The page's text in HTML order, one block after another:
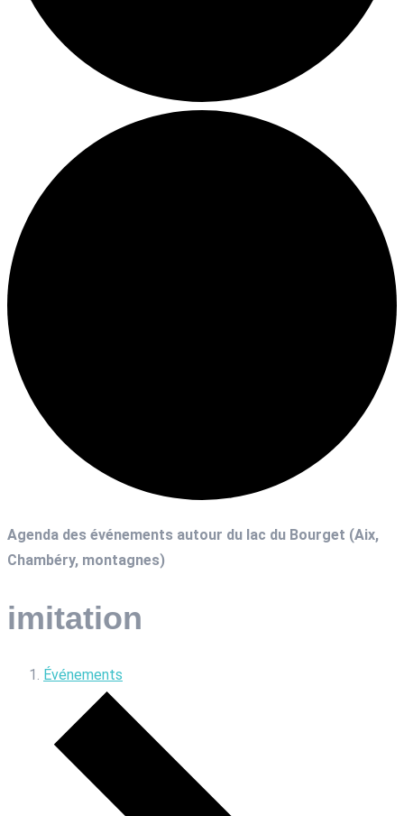
Agenda des événements autour du lac du Bourget (Aix,
Chambéry, montagnes)
imitation
Événements